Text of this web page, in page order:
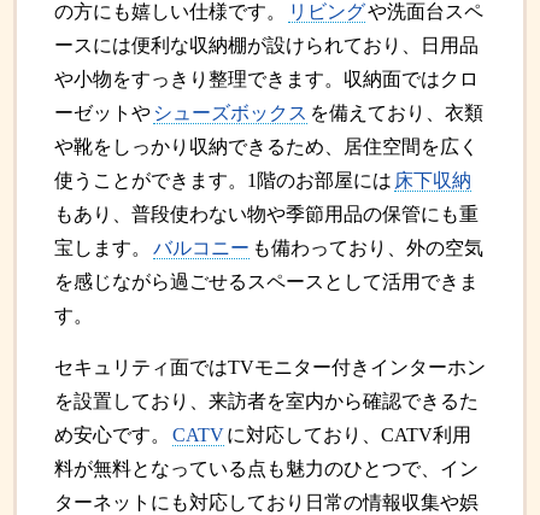
の方にも嬉しい仕様です。
リビングや洗面台スペ
ースには便利な収納棚が設けられており、日用品
や小物をすっきり整理できます。収納面ではクロ
ーゼットや シューズボックス を備えており、衣類
や靴をしっかり収納できるため、居住空間を広く
使うことができます。1階のお部屋には 床下収納
もあり、普段使わない物や季節用品の保管にも重
宝します。
バルコニー も備わっており、外の空気
を感じながら過ごせるスペースとして活用できま
す。
セキュリティ面ではTVモニター付きインターホン
を設置しており、来訪者を室内から確認できるた
め安心です。
CATVに対応しており、CATV利用
料が無料となっている点も魅力のひとつで、イン
ターネットにも対応しており日常の情報収集や娯